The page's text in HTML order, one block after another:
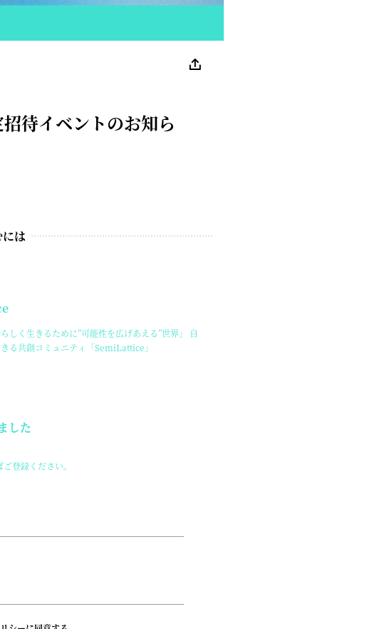
待イベントのお知ら
には
しく生きるために”可能性を広げあえる”世界」 自
る共創コミュニティ「SemiLattice」
した
登録ください。